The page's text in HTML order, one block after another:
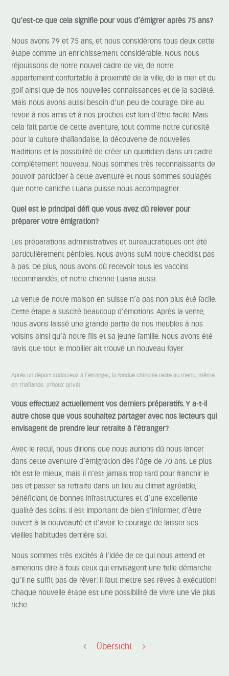
Qu’est-ce que cela signifie pour vous d’émigrer après 75 ans?
Nous avons 79 et 75 ans, et nous considérons tous deux cette
étape comme un enrichissement considérable. Nous nous
réjouissons de notre nouvel cadre de vie, de notre
appartement confortable à proximité de la ville, de la mer et du
golf ainsi que de nos nouvelles connaissances et de la société.
Mais nous avons aussi besoin d’un peu de courage. Dire au
revoir à nos amis et à nos proches est loin d’être facile. Mais
cela fait partie de cette aventure, tout comme notre curiosité
pour la culture thaïlandaise, la découverte de nouvelles
traditions et la possibilité de créer un quotidien dans un cadre
complètement nouveau. Nous sommes très reconnaissants de
pouvoir participer à cette aventure et nous sommes soulagés
que notre caniche Luana puisse nous accompagner.
Quel est le principal défi que vous avez dû relever pour
préparer votre émigration?
Les préparations administratives et bureaucratiques ont été
particulièrement pénibles. Nous avons suivi notre checklist pas
à pas. De plus, nous avons dû recevoir tous les vaccins
recommandés, et notre chienne Luana aussi.
La vente de notre maison en Suisse n’a pas non plus été facile.
Cette étape a suscité beaucoup d’émotions. Après la vente,
nous avons laissé une grande partie de nos meubles à nos
voisins ainsi qu’à notre fils et sa jeune famille. Nous avons été
ravis que tout le mobilier ait trouvé un nouveau foyer.
Après un départ audacieux à l’étranger, la fondue chinoise reste au menu, même
en Thaïlande. (Photo: privé)
Vous effectuez actuellement vos derniers préparatifs. Y a-t-il
autre chose que vous souhaitez partager avec nos lecteurs qui
envisagent de prendre leur retraite à l’étranger?
Avec le recul, nous dirions que nous aurions dû nous lancer
dans cette aventure d’émigration dès l’âge de 70 ans. Le plus
tôt est le mieux, mais il n’est jamais trop tard pour franchir le
pas et passer sa retraite dans un lieu au climat agréable,
bénéficiant de bonnes infrastructures et d’une excellente
qualité des soins. Il est important de bien s’informer, d’être
ouvert à la nouveauté et d’avoir le courage de laisser ses
vieilles habitudes derrière soi.
Nous sommes très excités à l’idée de ce qui nous attend et
aimerions dire à tous ceux qui envisagent une telle démarche
qu’il ne suffit pas de rêver: il faut mettre ses rêves à exécution!
Chaque nouvelle étape est une possibilité de vivre une vie plus
riche.
Übersicht